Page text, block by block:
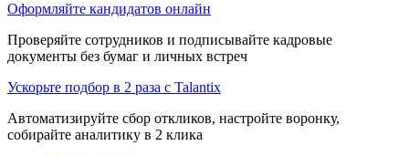
Оформляйте кандидатов онлайн
Проверяйте сотрудников и подписывайте кадровые
документы без бумаг и личных встреч
Ускорьте подбор в 2 раза с Talantix
Автоматизируйте сбор откликов, настройте воронку,
собирайте аналитику в 2 клика